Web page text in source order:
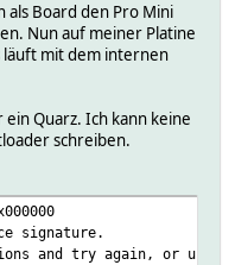
als Board den Pro Mini
Nun auf meiner Platine
läuft mit dem internen
Quarz. Ich kann keine
schreiben.
signature.
and try again, or use -